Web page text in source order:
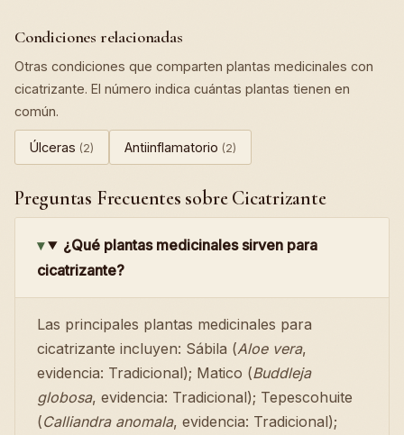
Condiciones relacionadas
Otras condiciones que comparten plantas medicinales con
cicatrizante. El número indica cuántas plantas tienen en
común.
Úlceras (2) Antiinflamatorio (2)
Preguntas Frecuentes sobre Cicatrizante
¿Qué plantas medicinales sirven para
cicatrizante?
Las principales plantas medicinales para
cicatrizante incluyen: Sábila (Aloe vera,
evidencia: Tradicional); Matico (Buddleja
globosa, evidencia: Tradicional); Tepescohuite
(Calliandra anomala, evidencia: Tradicional);